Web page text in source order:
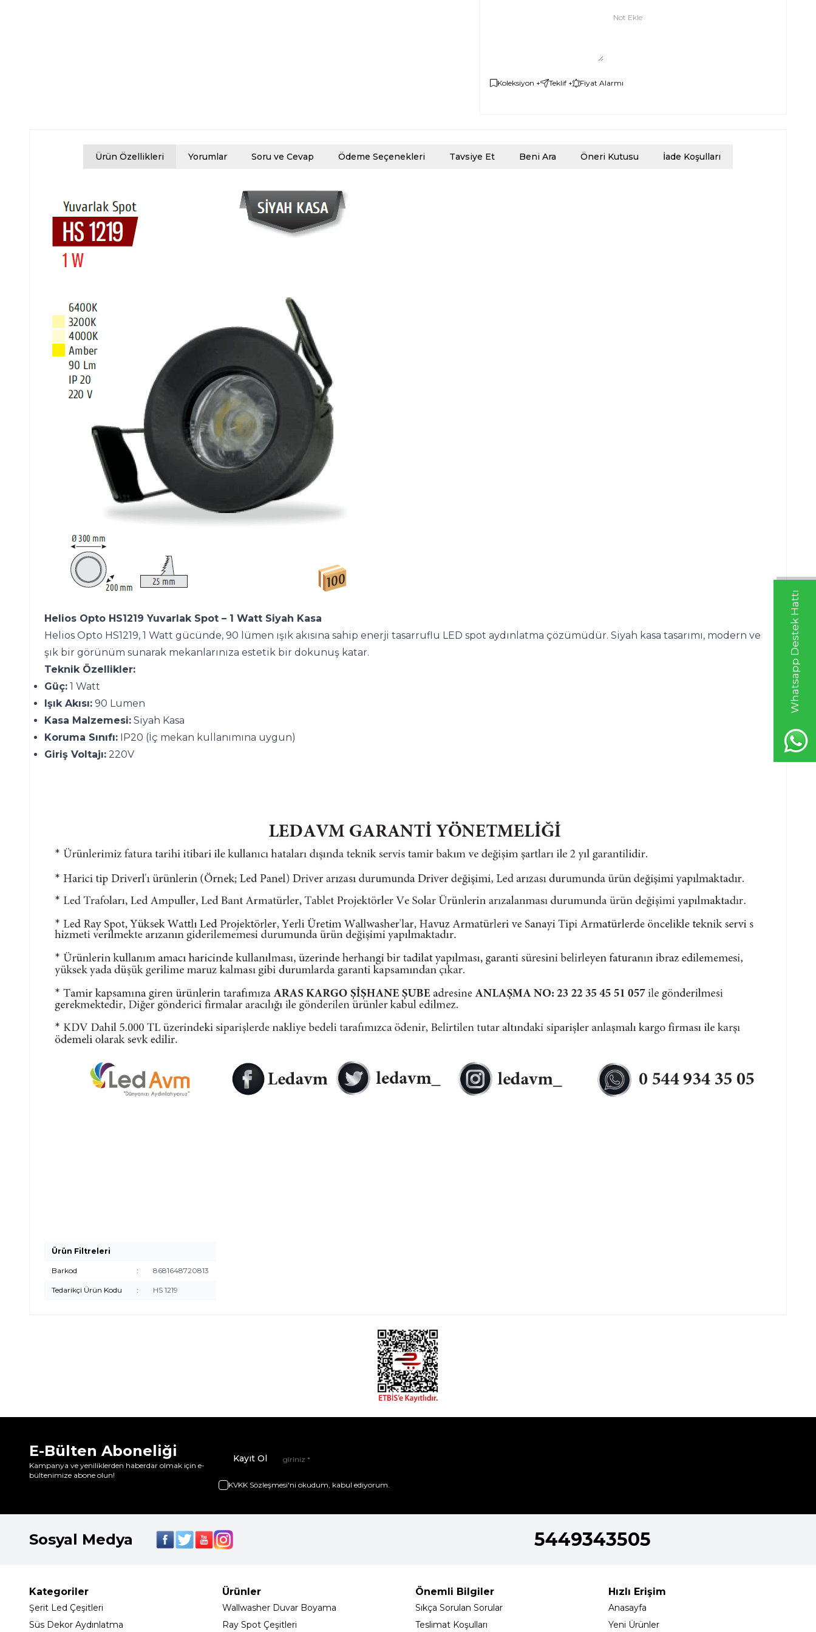
Whatsapp Destek Hattı
Not Ekle
Koleksiyon + Teklif + Fiyat Alarmı
Ürün Özellikleri Yorumlar Soru ve Cevap Ödeme Seçenekleri Tavsiye Et Beni Ara Öneri Kutusu İade Koşulları
Helios Opto HS1219 Yuvarlak Spot – 1 Watt Siyah Kasa
Helios Opto HS1219, 1 Watt gücünde, 90 lümen ışık akısına sahip enerji tasarruflu LED spot aydınlatma çözümüdür. Siyah kasa tasarımı, modern ve
şık bir görünüm sunarak mekanlarınıza estetik bir dokunuş katar.
Teknik Özellikler:
Güç: 1 Watt
Işık Akısı: 90 Lumen
Kasa Malzemesi: Siyah Kasa
Koruma Sınıfı: IP20 (İç mekan kullanımına uygun)
Giriş Voltajı: 220V
Ürün Filtreleri
Barkod : 8681648720813
Tedarikçi Ürün Kodu : HS 1219
E-Bülten Aboneliği
Kampanya ve yeniliklerden haberdar olmak için e-
bültenimize abone olun!
Kayıt Ol
KVKK Sözleşmesi'ni okudum, kabul ediyorum.
Sosyal Medya 5449343505
Kategoriler
Şerit Led Çeşitleri
Süs Dekor Aydınlatma
Ürünler
Wallwasher Duvar Boyama
Ray Spot Çeşitleri
Önemli Bilgiler
Sıkça Sorulan Sorular
Teslimat Koşulları
Hızlı Erişim
Anasayfa
Yeni Ürünler